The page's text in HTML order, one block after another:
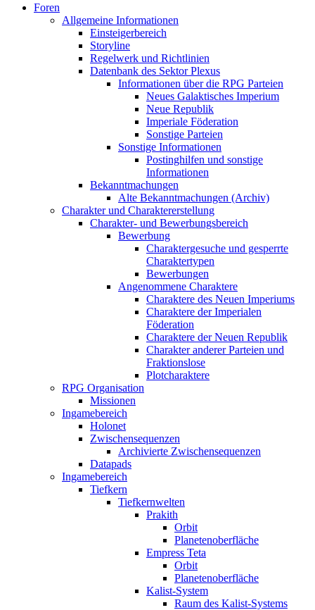
Foren
Allgemeine Informationen
Einsteigerbereich
Storyline
Regelwerk und Richtlinien
Datenbank des Sektor Plexus
Informationen über die RPG Parteien
Neues Galaktisches Imperium
Neue Republik
Imperiale Föderation
Sonstige Parteien
Sonstige Informationen
Postinghilfen und sonstige
Informationen
Bekanntmachungen
Alte Bekanntmachungen (Archiv)
Charakter und Charaktererstellung
Charakter- und Bewerbungsbereich
Bewerbung
Charaktergesuche und gesperrte
Charaktertypen
Bewerbungen
Angenommene Charaktere
Charaktere des Neuen Imperiums
Charaktere der Imperialen
Föderation
Charaktere der Neuen Republik
Charakter anderer Parteien und
Fraktionslose
Plotcharaktere
RPG Organisation
Missionen
Ingamebereich
Holonet
Zwischensequenzen
Archivierte Zwischensequenzen
Datapads
Ingamebereich
Tiefkern
Tiefkernwelten
Prakith
Orbit
Planetenoberfläche
Empress Teta
Orbit
Planetenoberfläche
Kalist-System
Raum des Kalist-Systems